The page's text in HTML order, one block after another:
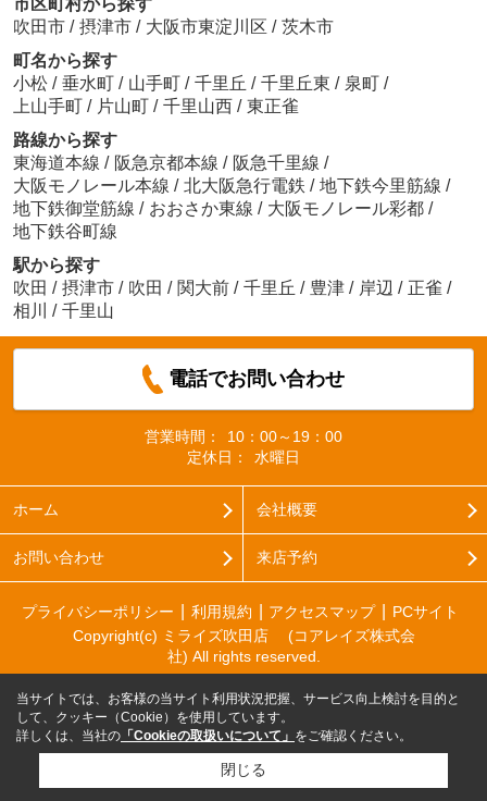
市区町村から探す
吹田市 / 摂津市 / 大阪市東淀川区 / 茨木市
町名から探す
小松 / 垂水町 / 山手町 / 千里丘 / 千里丘東 / 泉町 /
上山手町 / 片山町 / 千里山西 / 東正雀
路線から探す
東海道本線 / 阪急京都本線 / 阪急千里線 /
大阪モノレール本線 / 北大阪急行電鉄 / 地下鉄今里筋線 /
地下鉄御堂筋線 / おおさか東線 / 大阪モノレール彩都 /
地下鉄谷町線
駅から探す
吹田 / 摂津市 / 吹田 / 関大前 / 千里丘 / 豊津 / 岸辺 / 正雀 /
相川
/ 千里山
電話でお問い合わせ
営業時間：
10：00～19：00
定休日：
水曜日
ホーム 会社概要
お問い合わせ 来店予約
プライバシーポリシー 利用規約 アクセスマップ
PCサイト
Copyright(c) ミライズ吹田店 (コアレイズ株式会
社) All rights reserved.
当サイトでは、お客様の当サイト利用状況把握、サービス向上検討を目的と
して、クッキー（Cookie）を使用しています。
詳しくは、当社の 「Cookieの取扱いについて」 をご確認ください。
閉じる